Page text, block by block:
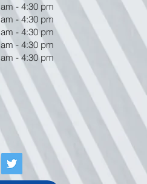
- 4:30 pm
- 4:30 pm
- 4:30 pm
- 4:30 pm
- 4:30 pm